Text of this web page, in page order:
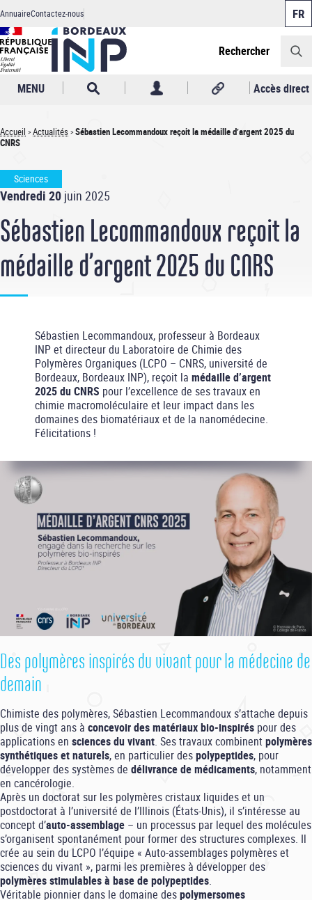
Aller
au
contenu
principal
Header
AnnuaireContactez-nous
Rechercher
MENU Accès direct
Fil
d'Ariane
Accueil Actualités Sébastien Lecommandoux reçoit la médaille d’argent 2025 du
CNRS
Sciences
Vendredi 20 juin 2025
Sébastien Lecommandoux reçoit la
médaille d’argent 2025 du CNRS
Sébastien Lecommandoux, professeur à Bordeaux
INP et directeur du Laboratoire de Chimie des
Polymères Organiques (LCPO – CNRS, université de
Bordeaux, Bordeaux INP), reçoit la médaille d’argent
2025 du CNRS pour l’excellence de ses travaux en
chimie macromoléculaire et leur impact dans les
domaines des biomatériaux et de la nanomédecine.
Félicitations !
Des polymères inspirés du vivant pour la médecine de
demain
Chimiste des polymères, Sébastien Lecommandoux s’attache depuis
plus de vingt ans à concevoir des matériaux bio-inspirés pour des
applications en sciences du vivant. Ses travaux combinentpolymères
synthétiques et naturels, en particulier despolypeptides, pour
développer des systèmes de délivrance de médicaments, notamment
en cancérologie.
Après un doctorat sur les polymères cristaux liquides et un
postdoctorat à l’université de l’Illinois (États-Unis), il s’intéresse au
concept d’auto-assemblage – un processus par lequel des molécules
s’organisent spontanément pour former des structures complexes. Il
crée au sein du LCPO l’équipe « Auto-assemblages polymères et
sciences du vivant », parmi les premières à développer des
polymères stimulables à base de polypeptides.
Véritable pionnier dans le domaine despolymersomes
Panneau de gestion des cookies